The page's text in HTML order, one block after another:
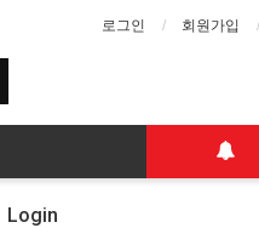
로그인 회원가입
Login